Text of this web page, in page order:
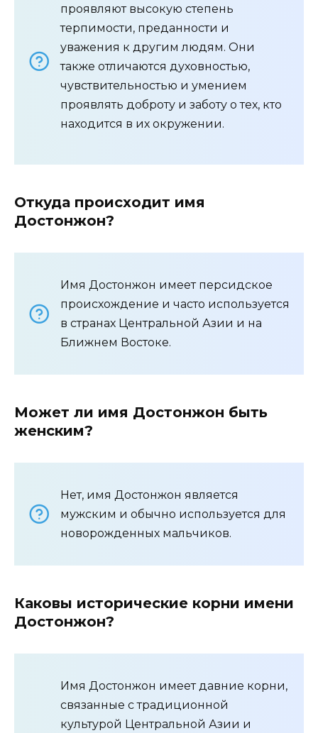
проявляют высокую степень
терпимости, преданности и
уважения к другим людям. Они
также отличаются духовностью,
чувствительностью и умением
проявлять доброту и заботу о тех, кто
находится в их окружении.
Откуда происходит имя
Достонжон?
Имя Достонжон имеет персидское
происхождение и часто используется
в странах Центральной Азии и на
Ближнем Востоке.
Может ли имя Достонжон быть
женским?
Нет, имя Достонжон является
мужским и обычно используется для
новорожденных мальчиков.
Каковы исторические корни имени
Достонжон?
Имя Достонжон имеет давние корни,
связанные с традиционной
культурой Центральной Азии и